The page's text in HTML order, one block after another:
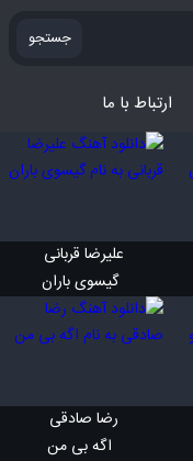
جستجو
ارتباط با ما
علیرضا قربانی
گیسوی باران
رضا صادقی
اگه بی من